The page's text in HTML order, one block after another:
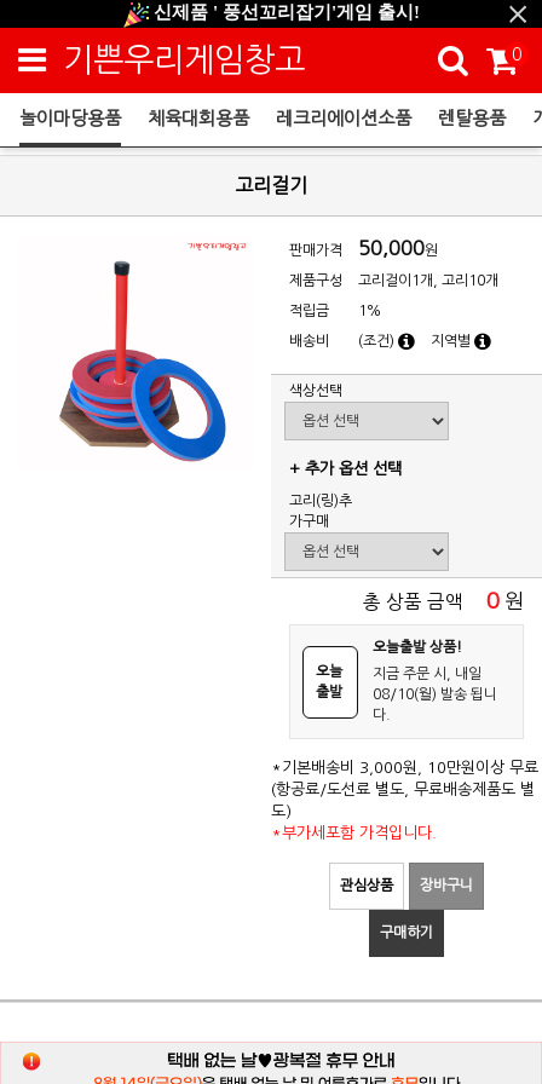
신제품 ' 풍선꼬리잡기'게임 출시!
신규회원 HAPPY EVENT 적립금 5,000원 증정
❤ 신제품 ' 컬링&볼링 ' 출시! ❤
기쁜우리게임창고 0
놀이마당용품 체육대회용품 레크리에이션소품 렌탈용품
고리걸기
판매가격 50,000원
제품구성 고리걸이1개, 고리10개
적립금 1%
배송비 (조건) 지역별
색상선택
+ 추가 옵션 선택
고리(링)추
가구매
총 상품 금액 0 원
오늘
출발
오늘출발 상품!
지금 주문 시, 내일
08/10(월) 발송 됩니
다.
*기본배송비 3,000원, 10만원이상 무료
(항공료/도선료 별도, 무료배송제품도 별
도)
*부가세포함 가격입니다.
관심상품 장바구니
구매하기